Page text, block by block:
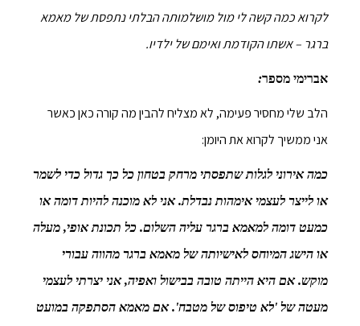
לקרוא כמה קשה לי מול מושלמותה הבלתי נתפסת של מאמא
ברגר – אשתו הקודמת ואימם של ילדיו.
אברימי מספר:
הלב שלי מחסיר פעימה, לא מצליח להבין מה קורה כאן כאשר
אני ממשיך לקרוא את היומן:
כמה אירוני לגלות שתפסתי מרחק בטחון כל כך גדול כדי לשמר
או לייצר לעצמי אימהות נבדלת. אני לא מוכנה להיות דומה או
כמעט דומה למאמא ברגר עליה השלום. כל תכונת אופי, מעלה
או הישג המיוחס לאישיותה של מאמא ברגר מהווה עבורי
מוקש. אם היא הייתה טובה בבישול ואפיה, אני יצרתי לעצמי
מעטה של 'לא טיפוס של מטבח'. אם מאמא הסתפקה במועט